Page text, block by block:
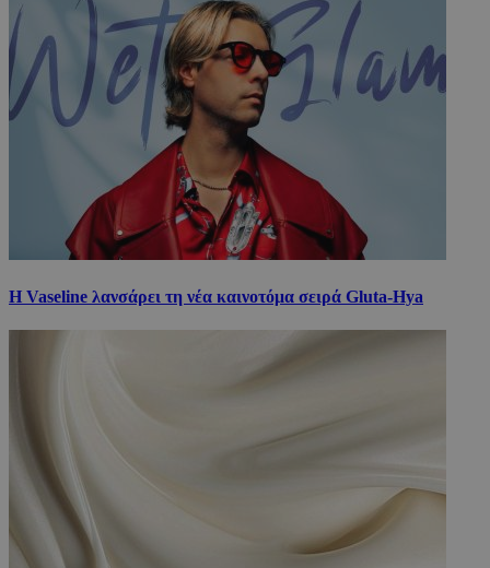
Η Vaseline λανσάρει τη νέα καινοτόμα σειρά Gluta-Hya